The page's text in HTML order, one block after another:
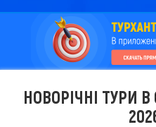
НОВОРІЧНІ ТУРИ